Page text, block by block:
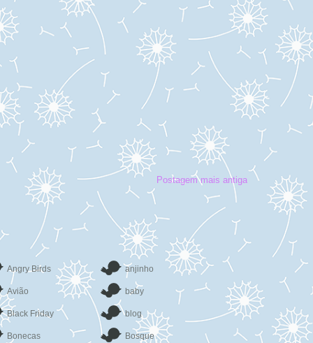
Postagem mais antiga
Angry Birds anjinho
Avião baby
Black Friday blog
Bonecas Bosque